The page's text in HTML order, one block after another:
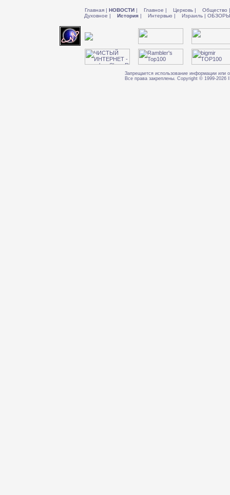
Главная | НОВОСТИ | Главное | Церковь | Общество |
Духовное | История | Интервью | Израиль |
Запрещается использование информации или
Все права закреплены. Copyright © 1999-